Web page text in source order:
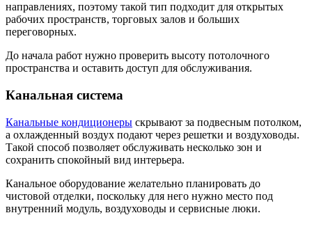
направлениях, поэтому такой тип подходит для открытых
рабочих пространств, торговых залов и больших
переговорных.
До начала работ нужно проверить высоту потолочного
пространства и оставить доступ для обслуживания.
Канальная система
Канальные кондиционеры скрывают за подвесным потолком,
а охлажденный воздух подают через решетки и воздуховоды.
Такой способ позволяет обслуживать несколько зон и
сохранить спокойный вид интерьера.
Канальное оборудование желательно планировать до
чистовой отделки, поскольку для него нужно место под
внутренний модуль, воздуховоды и сервисные люки.